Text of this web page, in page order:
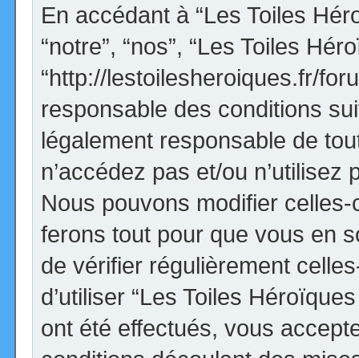
En accédant à “Les Toiles
“notre”, “nos”, “Les Toiles
“http://lestoilesheroiques.fr/
responsable des conditions
légalement responsable de
n’accédez pas et/ou n’utilisez
Nous pouvons modifier
ferons tout pour que vous en
de vérifier régulièrement
d’utiliser “Les Toiles
ont été effectués, vous